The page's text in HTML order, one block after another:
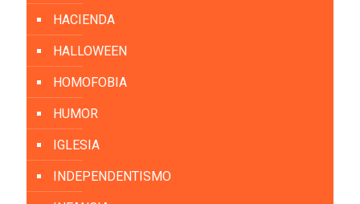
HACIENDA
HALLOWEEN
HOMOFOBIA
HUMOR
IGLESIA
INDEPENDENTISMO